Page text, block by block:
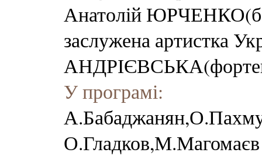
Анатолій
заслужена артистка
У програмі:
О.Гладков,М.Магомаєв